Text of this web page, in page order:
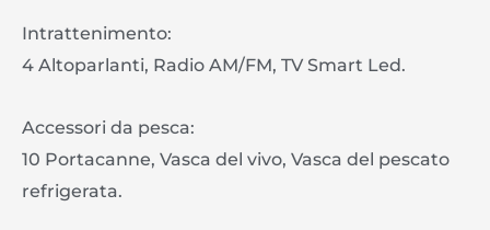
Intrattenimento:
4 Altoparlanti, Radio AM/FM, TV Smart Led.
Accessori da pesca:
10 Portacanne, Vasca del vivo, Vasca del pescato
refrigerata.